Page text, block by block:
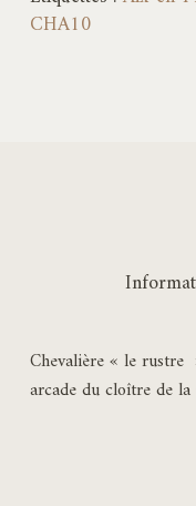
CHA10
Chevalière « le rustre
arcade du cloître de la